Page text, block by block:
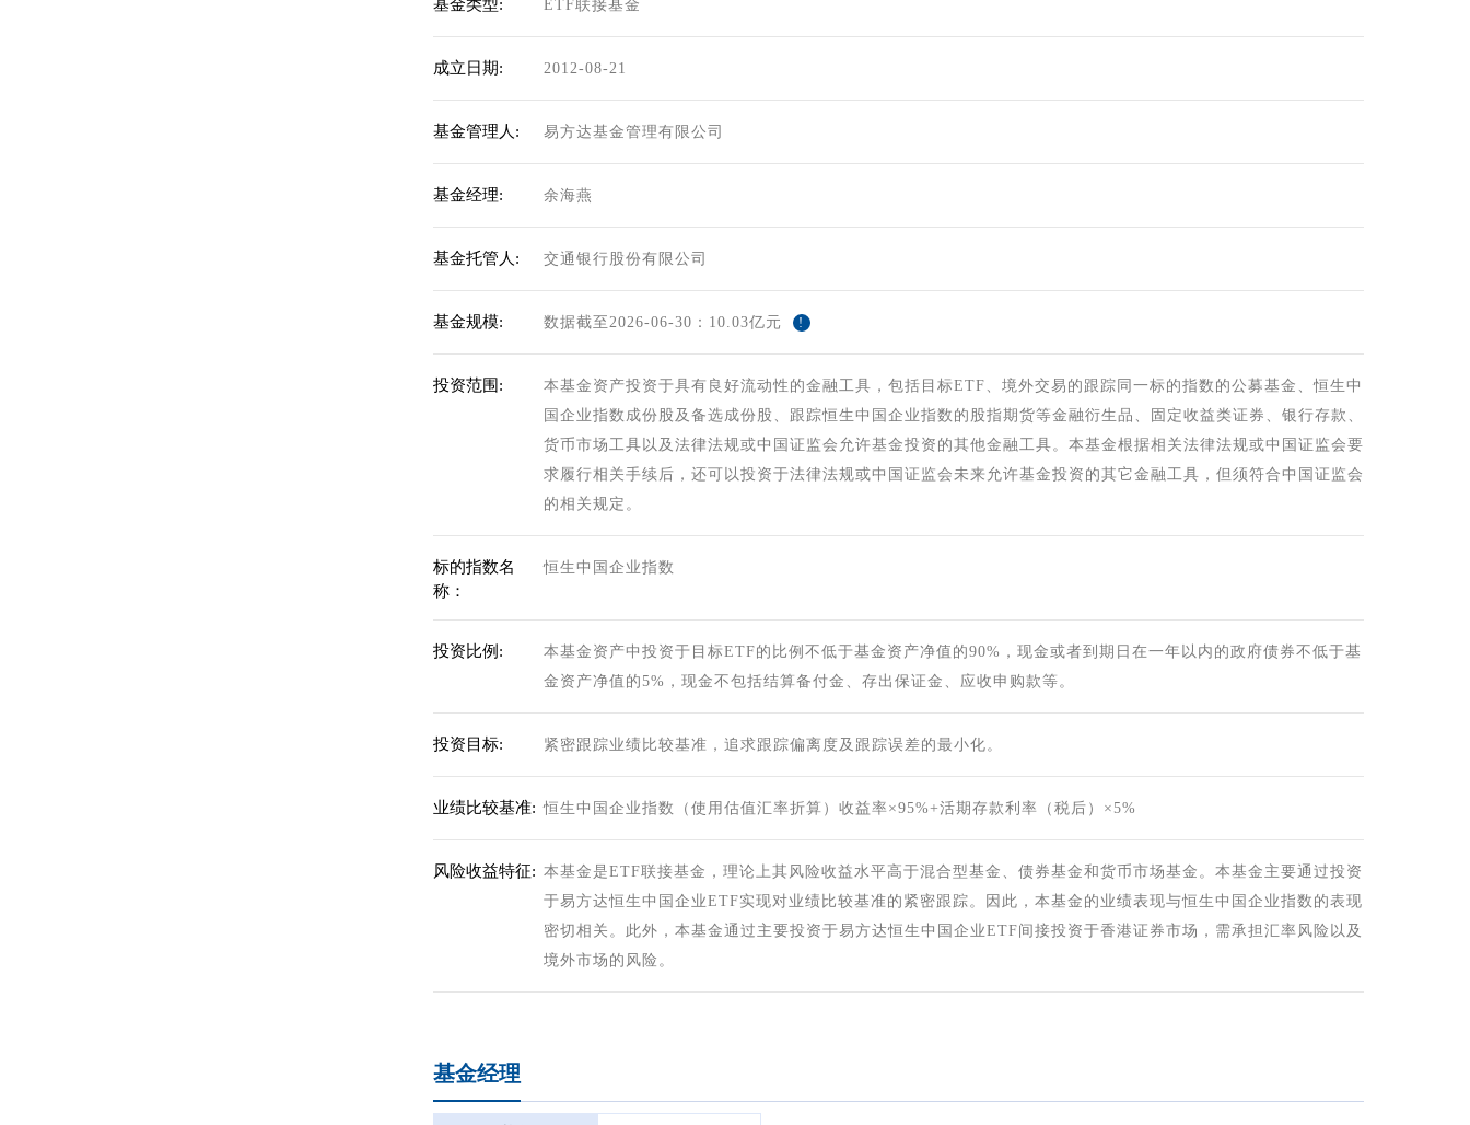
基金类型: ETF联接基金
成立日期: 2012-08-21
基金管理人: 易方达基金管理有限公司
基金经理: 余海燕
基金托管人: 交通银行股份有限公司
基金规模: 数据截至2026-06-30：10.03亿元 !
投资范围:
本基金资产投资于具有良好流动性的金融工具，包括目标ETF、境外交易的跟踪同一标的指数的公募基金、恒生中
国企业指数成份股及备选成份股、跟踪恒生中国企业指数的股指期货等金融衍生品、固定收益类证券、银行存款、
货币市场工具以及法律法规或中国证监会允许基金投资的其他金融工具。本基金根据相关法律法规或中国证监会要
求履行相关手续后，还可以投资于法律法规或中国证监会未来允许基金投资的其它金融工具，但须符合中国证监会
的相关规定。
标的指数名
称：
恒生中国企业指数
投资比例:
本基金资产中投资于目标ETF的比例不低于基金资产净值的90%，现金或者到期日在一年以内的政府债券不低于基
金资产净值的5%，现金不包括结算备付金、存出保证金、应收申购款等。
投资目标: 紧密跟踪业绩比较基准，追求跟踪偏离度及跟踪误差的最小化。
业绩比较基准: 恒生中国企业指数（使用估值汇率折算）收益率×95%+活期存款利率（税后）×5%
风险收益特征: 本基金是ETF联接基金，理论上其风险收益水平高于混合型基金、债券基金和货币市场基金。本基金主要通过投资
于易方达恒生中国企业ETF实现对业绩比较基准的紧密跟踪。因此，本基金的业绩表现与恒生中国企业指数的表现
密切相关。此外，本基金通过主要投资于易方达恒生中国企业ETF间接投资于香港证券市场，需承担汇率风险以及
境外市场的风险。
基金经理